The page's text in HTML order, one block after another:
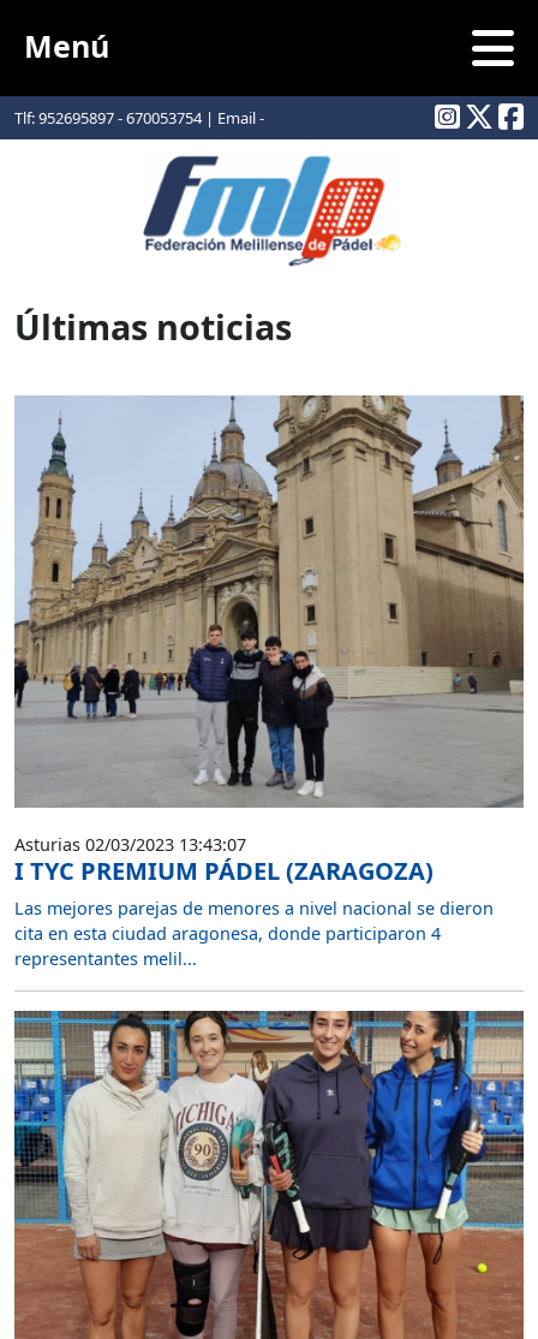
Tlf: 952695897 - 670053754 | Email -
info@padelmelilla.com
Menú
Últimas noticias
Asturias 02/03/2023 13:43:07
I TYC PREMIUM PÁDEL (ZARAGOZA)
Las mejores parejas de menores a nivel nacional se dieron
cita en esta ciudad aragonesa, donde participaron 4
representantes melil...